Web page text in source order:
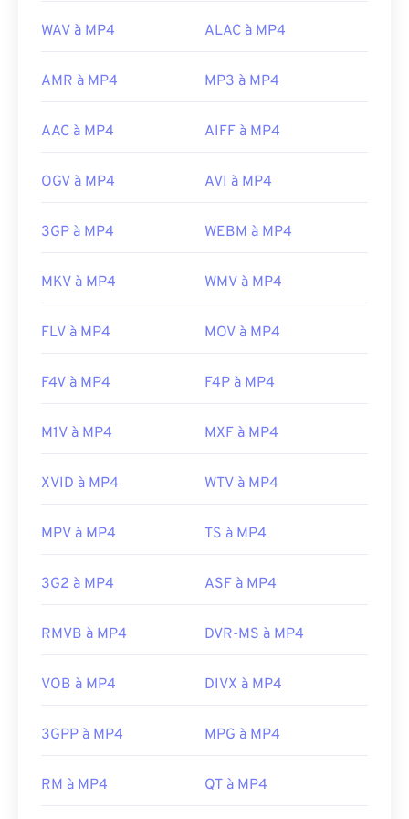
Liens utiles:
https://mpeg.chiariglione.org/standards/mpeg-
WAV à MP4 ALAC à MP4
AMR à MP4 MP3 à MP4
AAC à MP4 AIFF à MP4
OGV à MP4 AVI à MP4
3GP à MP4 WEBM à MP4
MKV à MP4 WMV à MP4
FLV à MP4 MOV à MP4
F4V à MP4 F4P à MP4
M1V à MP4 MXF à MP4
XVID à MP4 WTV à MP4
MPV à MP4 TS à MP4
3G2 à MP4 ASF à MP4
RMVB à MP4 DVR-MS à MP4
VOB à MP4 DIVX à MP4
3GPP à MP4 MPG à MP4
RM à MP4 QT à MP4